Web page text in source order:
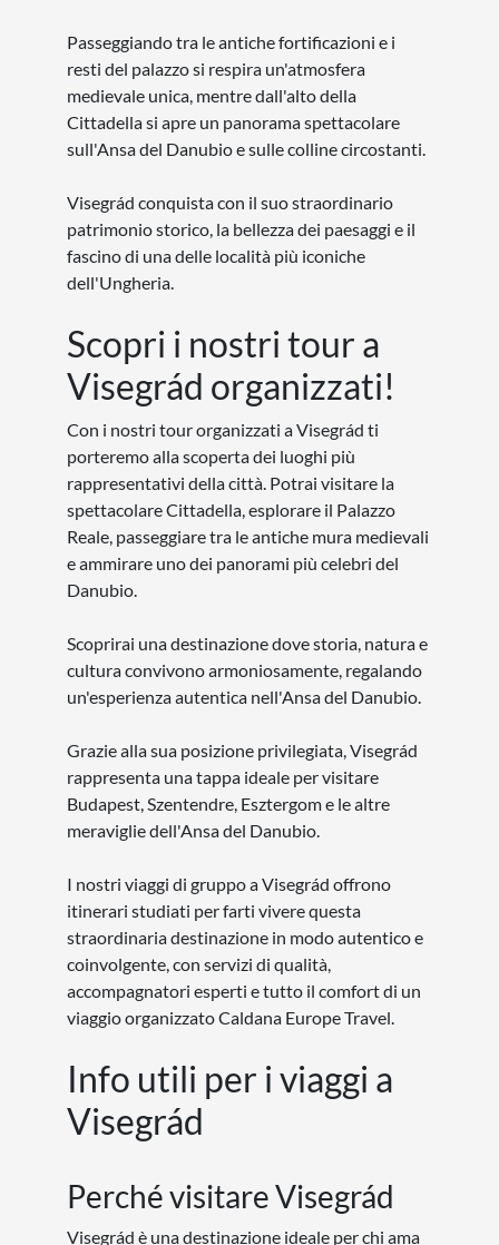
Passeggiando tra le antiche fortificazioni e i
resti del palazzo si respira un'atmosfera
medievale unica, mentre dall'alto della
Cittadella si apre un panorama spettacolare
sull'Ansa del Danubio e sulle colline circostanti.
Visegrád conquista con il suo straordinario
patrimonio storico, la bellezza dei paesaggi e il
fascino di una delle località più iconiche
dell'Ungheria.
Scopri i nostri tour a
Visegrád organizzati!
Con i nostri tour organizzati a Visegrád ti
porteremo alla scoperta dei luoghi più
rappresentativi della città. Potrai visitare la
spettacolare Cittadella, esplorare il Palazzo
Reale, passeggiare tra le antiche mura medievali
e ammirare uno dei panorami più celebri del
Danubio.
Scoprirai una destinazione dove storia, natura e
cultura convivono armoniosamente, regalando
un'esperienza autentica nell'Ansa del Danubio.
Grazie alla sua posizione privilegiata, Visegrád
rappresenta una tappa ideale per visitare
Budapest, Szentendre, Esztergom e le altre
meraviglie dell'Ansa del Danubio.
I nostri viaggi di gruppo a Visegrád offrono
itinerari studiati per farti vivere questa
straordinaria destinazione in modo autentico e
coinvolgente, con servizi di qualità,
accompagnatori esperti e tutto il comfort di un
viaggio organizzato Caldana Europe Travel.
Info utili per i viaggi a
Visegrád
Perché visitare Visegrád
Visegrád è una destinazione ideale per chi ama